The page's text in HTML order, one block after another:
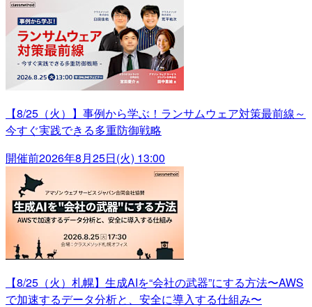
【8/25（火）】事例から学ぶ！ランサムウェア対策最前線～
今すぐ実践できる多重防御戦略
開催前2026年8月25日(火) 13:00
【8/25（火）札幌】生成AIを“会社の武器”にする方法〜AWS
で加速するデータ分析と、安全に導入する仕組み〜